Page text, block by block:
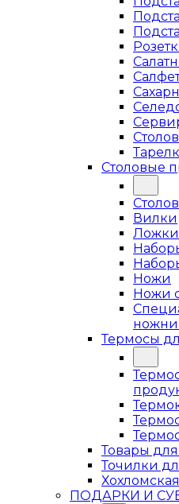
Столовые
Вилки
Ложки
Ножи
Ножи
Термосы
Товары
Точилки
ПОДАРКИ И